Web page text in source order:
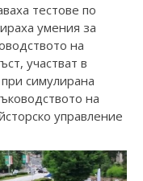
тестове по
умения за
на
участват в
симулирана
на
управление